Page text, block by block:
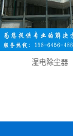
湿电除尘器